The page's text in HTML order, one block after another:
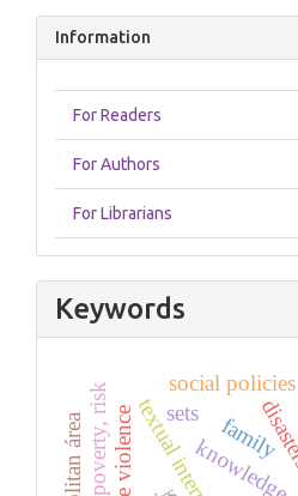
Information
For Readers
For Authors
For Librarians
Keywords
knowledge
family
poverty, risk social policies
sets